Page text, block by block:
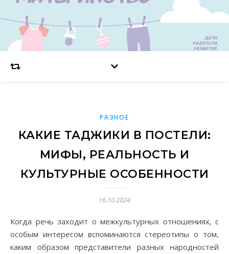
РАЗНОЕ
КАКИЕ ТАДЖИКИ В ПОСТЕЛИ:
МИФЫ, РЕАЛЬНОСТЬ И
КУЛЬТУРНЫЕ ОСОБЕННОСТИ
16.10.2024
Когда речь заходит о межкультурных отношениях, с
особым интересом вспоминаются стереотипы о том,
каким образом представители разных народностей